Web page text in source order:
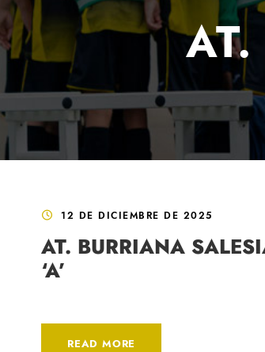
12 DE DICIEMBRE DE 2025
AT. BURRIANA
‘A’
READ MORE